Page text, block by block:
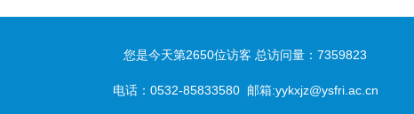
您是今天第2650位访客 总访问量： 7359823
电话： 0532-85833580 邮箱:yykxjz@ysfri.ac.cn